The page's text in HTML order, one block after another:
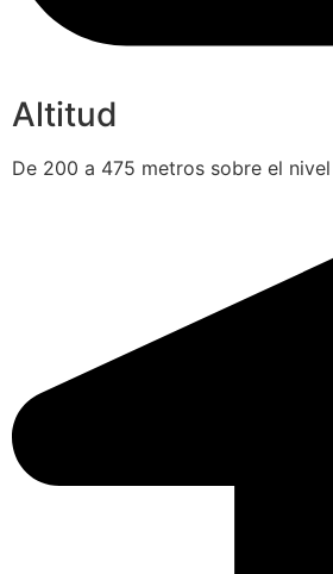
Altitud
De 200 a 475 metros sobre el